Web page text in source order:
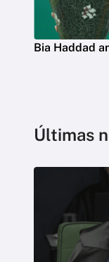
Bia Haddad
Últimas